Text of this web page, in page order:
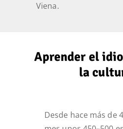
Viena.
Aprender el
la
Desde hace más de